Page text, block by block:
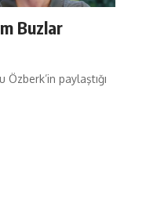
Buzlar
paylaştığı